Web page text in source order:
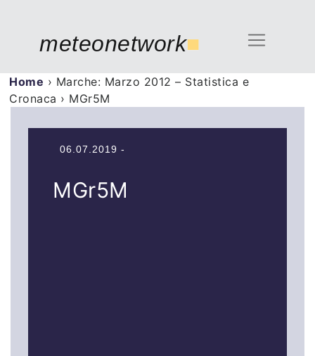
meteonetwork■
Home › Marche: Marzo 2012 – Statistica e
Cronaca › MGr5M
06.07.2019 -
MGr5M